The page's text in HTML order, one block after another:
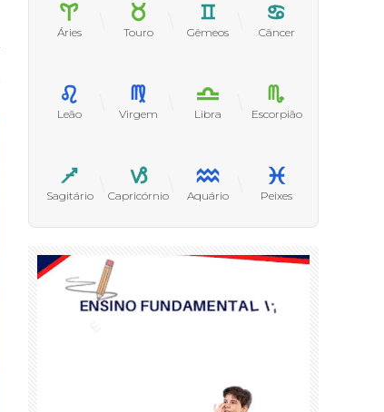
Áries Touro Gêmeos Câncer
Leão Virgem Libra Escorpião
Sagitário Capricórnio Aquário Peixes